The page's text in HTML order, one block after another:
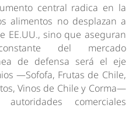
central radica en la
alimentos no desplazan a
EE.UU., sino que aseguran
del mercado
de defensa será el eje
—Sofofa, Frutas de Chile,
Vinos de Chile y Corma—
comerciales